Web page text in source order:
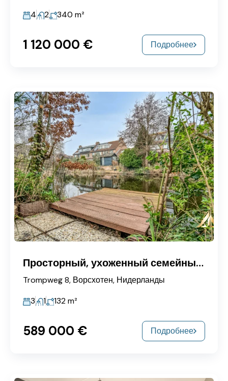
4
2 340 m²
1 120 000 € Подробнее
Просторный, ухоженный семейный дом с 4 комнатами.
Trompweg 8, Ворсхотен, Нидерланды
3
1 132m²
589 000 € Подробнее